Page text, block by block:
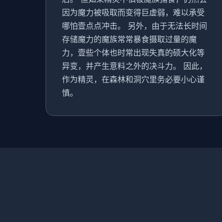
因为魔力被吸取而变得巨虚弱，难以承受
哪怕壹点点冲击。 另外，由于无法长时间
存储魔力的魔族常常暴食摄取过量的魔
力，壹些个体也时常出现失真的硕大化等
异变，并产生意料之外的决斗力。 因此，
作为精灵，在森林和洞穴里务必要小心谨
慎。